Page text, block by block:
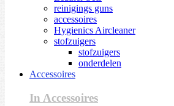
reinigings guns
accessoires
Hygienics Aircleaner
stofzuigers
stofzuigers
onderdelen
Accessoires
In Accessoires